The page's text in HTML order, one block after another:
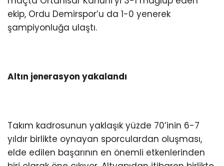
ekip, Ordu Demirspor’u da 1-0 yenerek
şampiyonluğa ulaştı.
Altın jenerasyon yakalandı
Takım kadrosunun yaklaşık yüzde 70’inin 6-7
yıldır birlikte oynayan sporculardan oluşması,
elde edilen başarının en önemli etkenlerinden